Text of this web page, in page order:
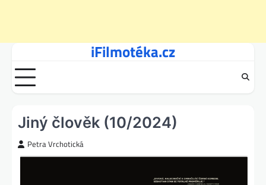
content
iFilmotéka.cz
Jiný člověk (10/2024)
Petra Vrchotická